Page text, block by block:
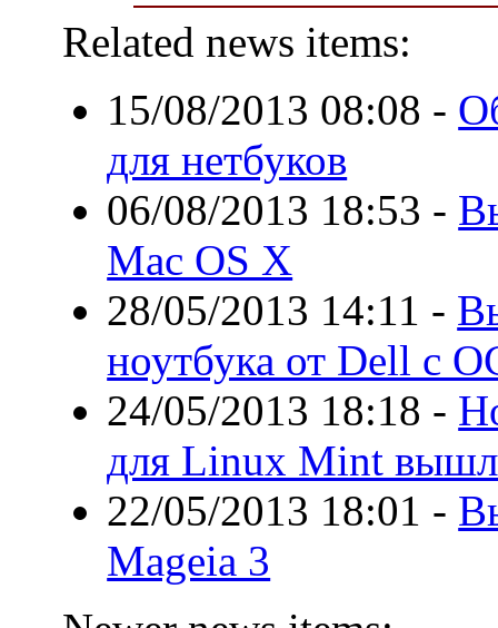
Related news items:
15/08/2013 08:08 -
для нетбуков
06/08/2013 18:53 -
Mac OS X
28/05/2013 14:11 -
ноутбука от Dell с
24/05/2013 18:18 -
для Linux Mint
22/05/2013 18:01 -
Mageia 3